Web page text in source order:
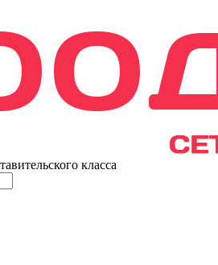
класса